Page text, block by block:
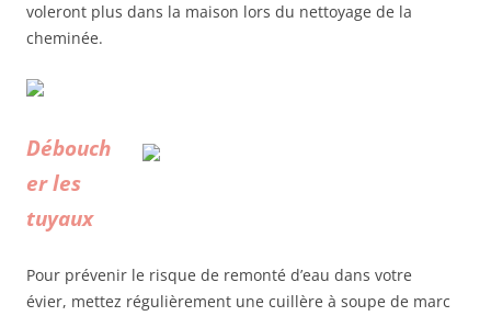
voleront plus dans la maison lors du nettoyage de la
cheminée.
Débouch
er les
tuyaux
Pour prévenir le risque de remonté d’eau dans votre
évier, mettez régulièrement une cuillère à soupe de marc